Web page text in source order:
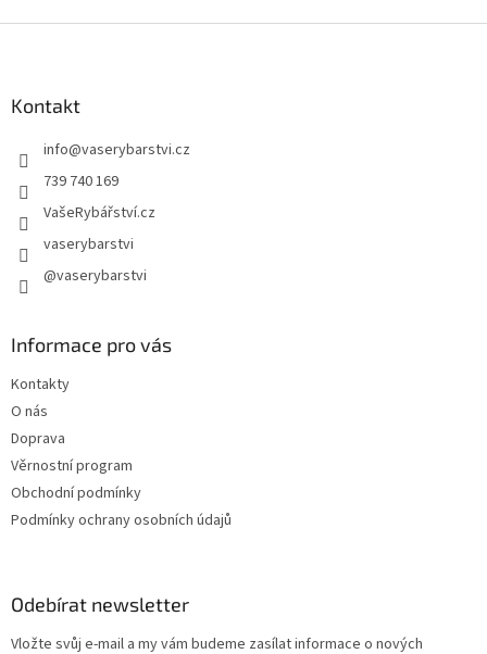
Kontakt
info@vaserybarstvi.cz
739 740 169
VašeRybářství.cz
vaserybarstvi
@vaserybarstvi
Informace pro vás
Kontakty
O nás
Doprava
Věrnostní program
Obchodní podmínky
Podmínky ochrany osobních údajů
Odebírat newsletter
Vložte svůj e-mail a my vám budeme zasílat informace o nových